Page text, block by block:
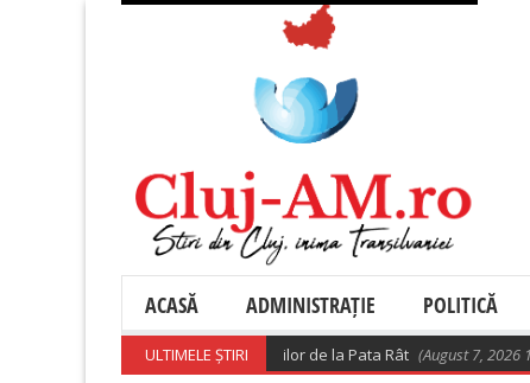
ACASĂ ADMINISTRAȚIE POLITICĂ
ULTIMELE ȘTIRI
privind relocarea rromilor de la Pata Rât (August 7, 2026 10:28 am)